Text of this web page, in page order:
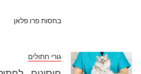
בחסות פרו פלאן
גורי חתולים